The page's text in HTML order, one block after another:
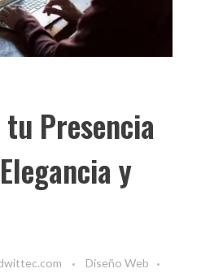
Presencia
y
Diseño Web